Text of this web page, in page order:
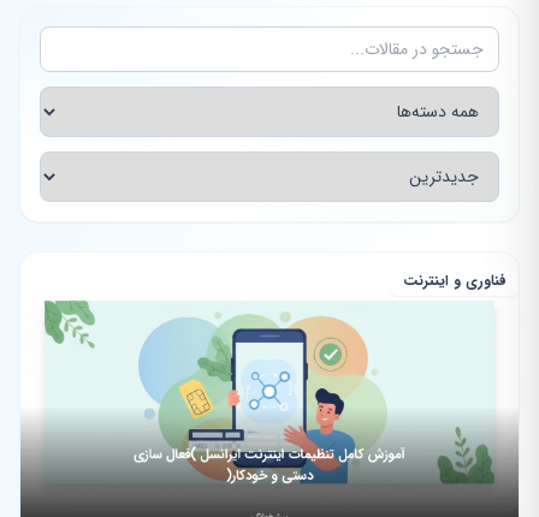
فناوری و اینترنت